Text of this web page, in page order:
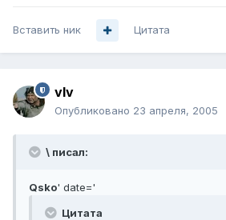
Вставить ник Цитата
vIv
Опубликовано 23 апреля, 2005
\ писал:
Qsko' date='
Цитата